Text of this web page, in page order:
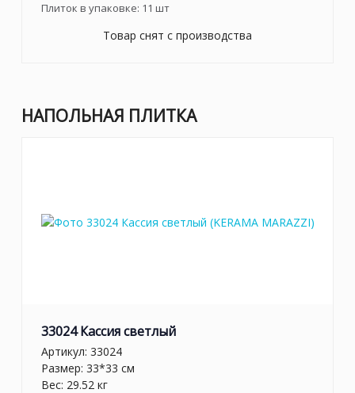
Плиток в упаковке: 11 шт
Товар снят с производства
НАПОЛЬНАЯ ПЛИТКА
33024 Кассия светлый
Артикул: 33024
Размер: 33*33 см
Вес: 29.52 кг